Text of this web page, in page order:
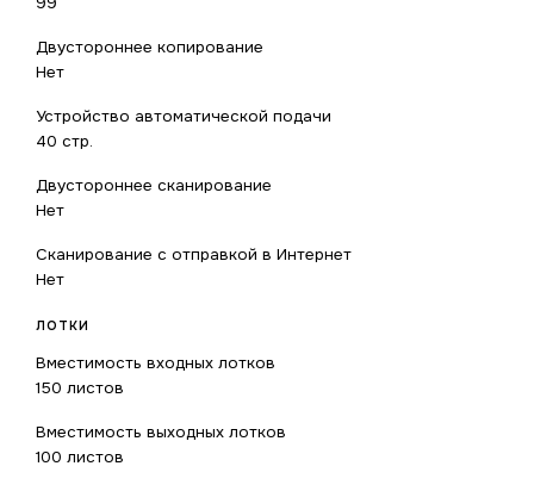
Двустороннее копирование
Нет
Устройство автоматической подачи
40 стр.
Двустороннее сканирование
Нет
Сканирование с отправкой в Интернет
Нет
ЛОТКИ
Вместимость входных лотков
150 листов
Вместимость выходных лотков
100 листов